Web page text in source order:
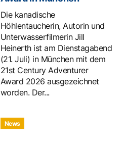
Die kanadische
Höhlentaucherin, Autorin und
Unterwasserfilmerin Jill
Heinerth ist am Dienstagabend
(21. Juli) in München mit dem
21st Century Adventurer
Award 2026 ausgezeichnet
worden. Der...
News